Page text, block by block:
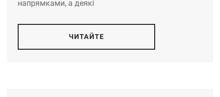
напрямками, а деякі
ЧИТАЙТЕ